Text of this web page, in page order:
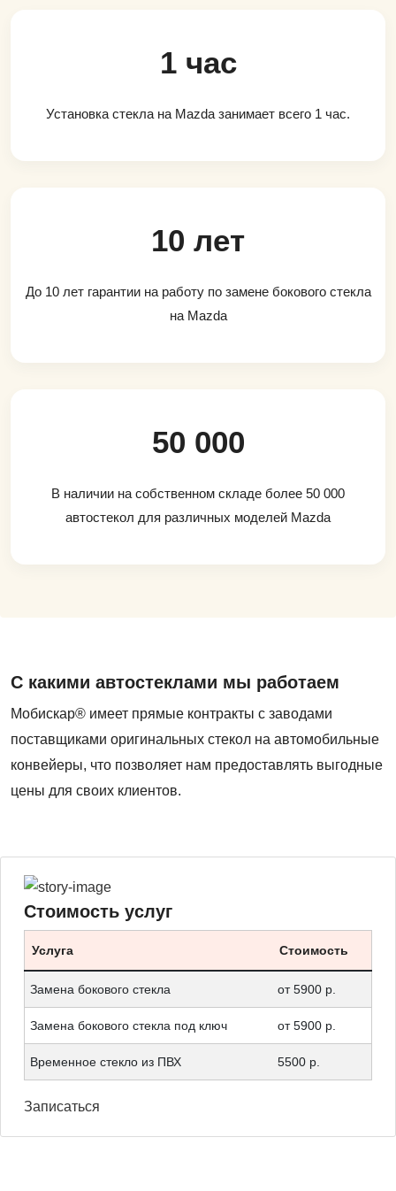
1 час
Установка стекла на Mazda занимает всего 1 час.
10 лет
До 10 лет гарантии на работу по замене бокового стекла
на Mazda
50 000
В наличии на собственном складе более 50 000
автостекол для различных моделей Mazda
С какими автостеклами мы работаем
Мобискар® имеет прямые контракты с заводами
поставщиками оригинальных стекол на автомобильные
конвейеры, что позволяет нам предоставлять выгодные
цены для своих клиентов.
Стоимость услуг
Услуга Стоимость
Замена бокового стекла от 5900 р.
Замена бокового стекла под ключ от 5900 р.
Временное стекло из ПВХ 5500 р.
Записаться